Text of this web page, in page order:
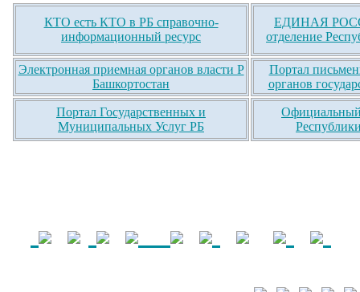
КТО есть КТО в РБ справочно-
информационный ресурс
ЕДИНАЯ
отделение
Электронная приемная органов власти Р
Башкортостан
Портал
органов
Портал Государственных и
Муниципальных Услуг РБ
Официальный